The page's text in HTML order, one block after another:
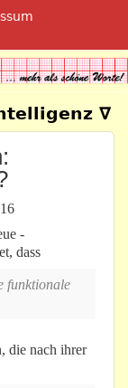
∇
-
dass
funktionale
die nach ihrer